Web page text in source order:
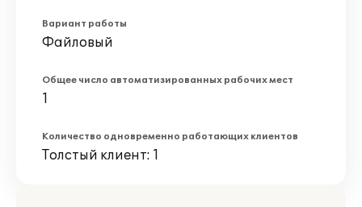
Вариант работы
Файловый
Общее число автоматизированных рабочих мест
1
Количество одновременно работающих клиентов
Толстый клиент: 1